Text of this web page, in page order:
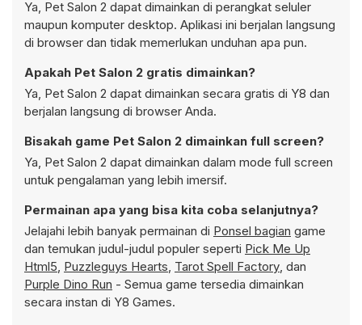
Ya, Pet Salon 2 dapat dimainkan di perangkat seluler
maupun komputer desktop. Aplikasi ini berjalan langsung
di browser dan tidak memerlukan unduhan apa pun.
Apakah Pet Salon 2 gratis dimainkan?
Ya, Pet Salon 2 dapat dimainkan secara gratis di Y8 dan
berjalan langsung di browser Anda.
Bisakah game Pet Salon 2 dimainkan full screen?
Ya, Pet Salon 2 dapat dimainkan dalam mode full screen
untuk pengalaman yang lebih imersif.
Permainan apa yang bisa kita coba selanjutnya?
Jelajahi lebih banyak permainan di Ponsel bagian game
dan temukan judul-judul populer seperti Pick Me Up
Html5, Puzzleguys Hearts, Tarot Spell Factory, dan
Purple Dino Run - Semua game tersedia dimainkan
secara instan di Y8 Games.